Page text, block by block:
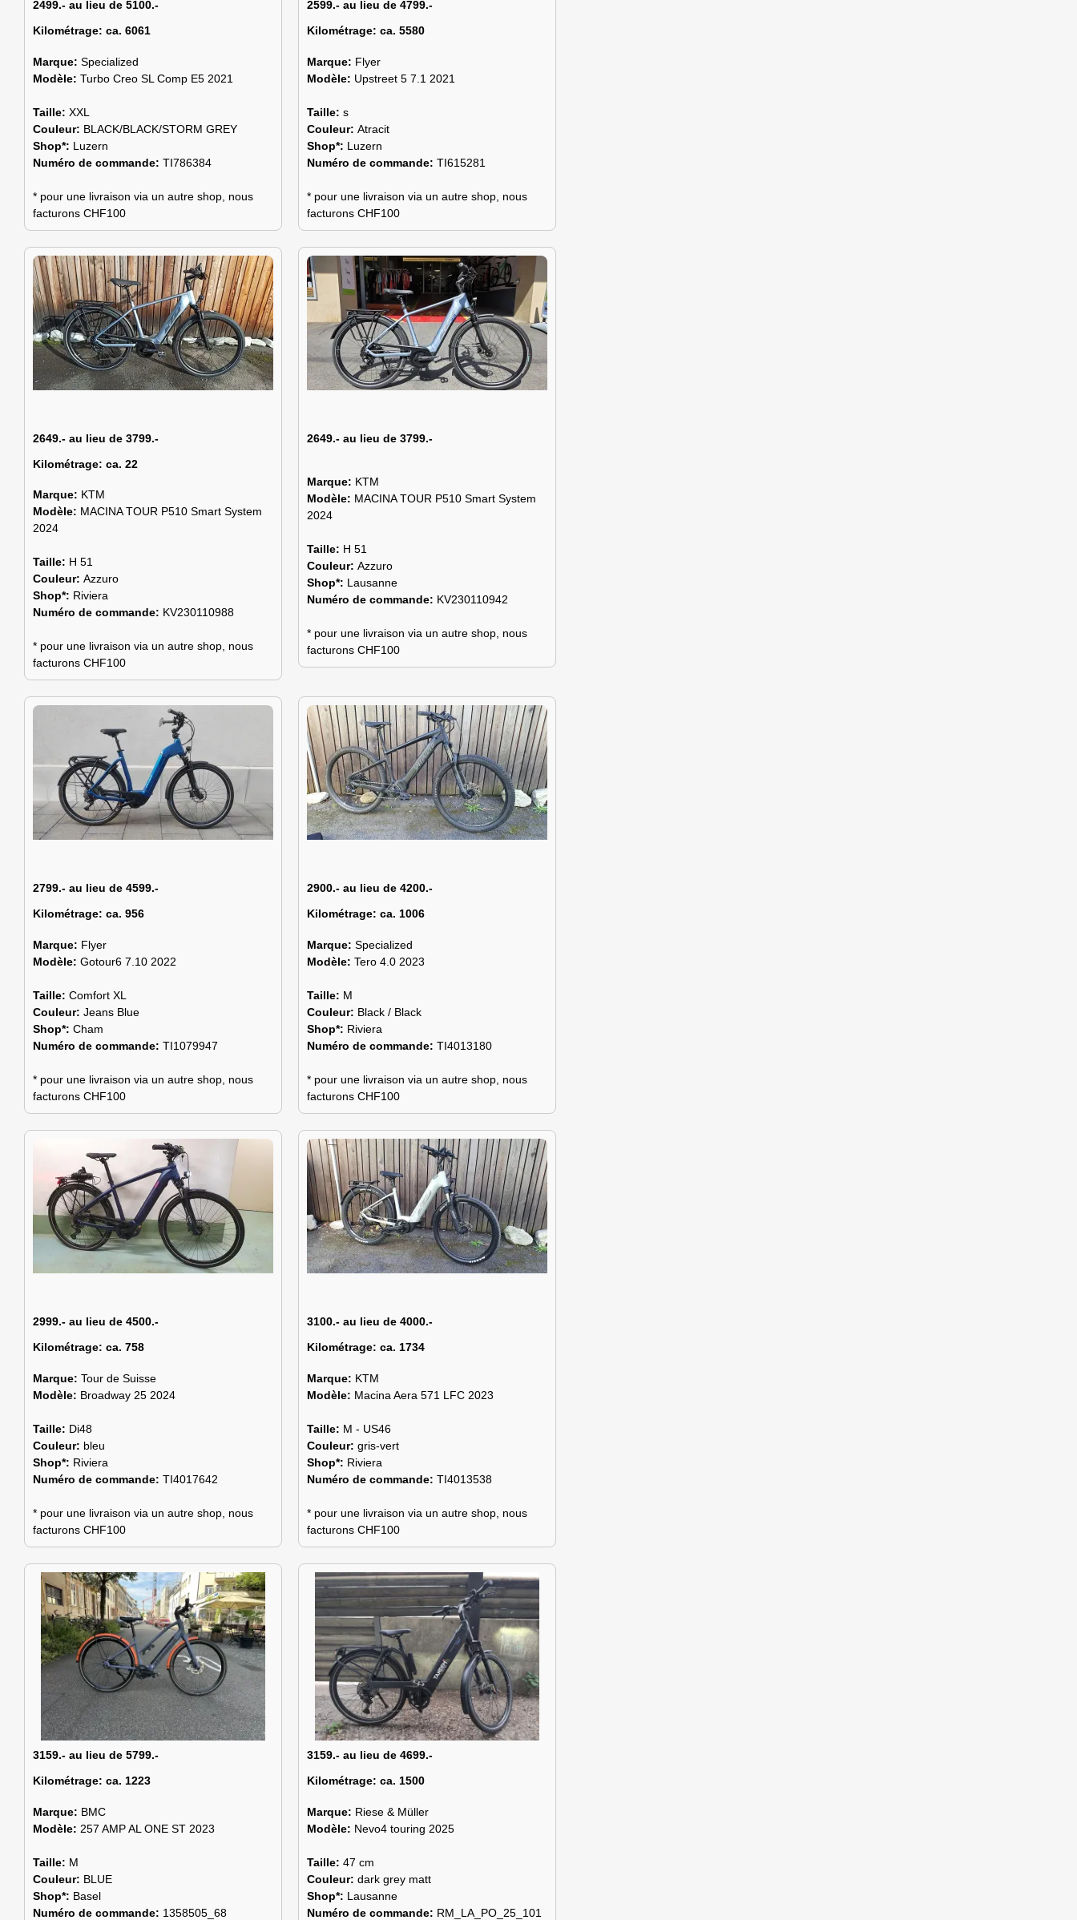
2499.- au lieu de 5100.-
Kilométrage: ca. 6061
Marque: Specialized
Modèle: Turbo Creo SL Comp E5 2021
Taille: XXL
Couleur: BLACK/BLACK/STORM GREY
Shop*: Luzern
Numéro de commande: TI786384
* pour une livraison via un autre shop, nous
facturons CHF100
2599.- au lieu de 4799.-
Kilométrage: ca. 5580
Marque: Flyer
Modèle: Upstreet 5 7.1 2021
Taille: s
Couleur: Atracit
Shop*: Luzern
Numéro de commande: TI615281
* pour une livraison via un autre shop, nous
facturons CHF100
2649.- au lieu de 3799.-
Kilométrage: ca. 22
Marque: KTM
Modèle: MACINA TOUR P510 Smart System
2024
Taille: H 51
Couleur: Azzuro
Shop*: Riviera
Numéro de commande: KV230110988
* pour une livraison via un autre shop, nous
facturons CHF100
2649.- au lieu de 3799.-
Marque: KTM
Modèle: MACINA TOUR P510 Smart System
2024
Taille: H 51
Couleur: Azzuro
Shop*: Lausanne
Numéro de commande: KV230110942
* pour une livraison via un autre shop, nous
facturons CHF100
2799.- au lieu de 4599.-
Kilométrage: ca. 956
Marque: Flyer
Modèle: Gotour6 7.10 2022
Taille: Comfort XL
Couleur: Jeans Blue
Shop*: Cham
Numéro de commande: TI1079947
* pour une livraison via un autre shop, nous
facturons CHF100
2900.- au lieu de 4200.-
Kilométrage: ca. 1006
Marque: Specialized
Modèle: Tero 4.0 2023
Taille: M
Couleur: Black / Black
Shop*: Riviera
Numéro de commande: TI4013180
* pour une livraison via un autre shop, nous
facturons CHF100
2999.- au lieu de 4500.-
Kilométrage: ca. 758
Marque: Tour de Suisse
Modèle: Broadway 25 2024
Taille: Di48
Couleur: bleu
Shop*: Riviera
Numéro de commande: TI4017642
* pour une livraison via un autre shop, nous
facturons CHF100
3100.- au lieu de 4000.-
Kilométrage: ca. 1734
Marque: KTM
Modèle: Macina Aera 571 LFC 2023
Taille: M - US46
Couleur: gris-vert
Shop*: Riviera
Numéro de commande: TI4013538
* pour une livraison via un autre shop, nous
facturons CHF100
3159.- au lieu de 5799.-
Kilométrage: ca. 1223
Marque: BMC
Modèle: 257 AMP AL ONE ST 2023
Taille: M
Couleur: BLUE
Shop*: Basel
Numéro de commande: 1358505_68
3159.- au lieu de 4699.-
Kilométrage: ca. 1500
Marque: Riese & Müller
Modèle: Nevo4 touring 2025
Taille: 47 cm
Couleur: dark grey matt
Shop*: Lausanne
Numéro de commande: RM_LA_PO_25_101